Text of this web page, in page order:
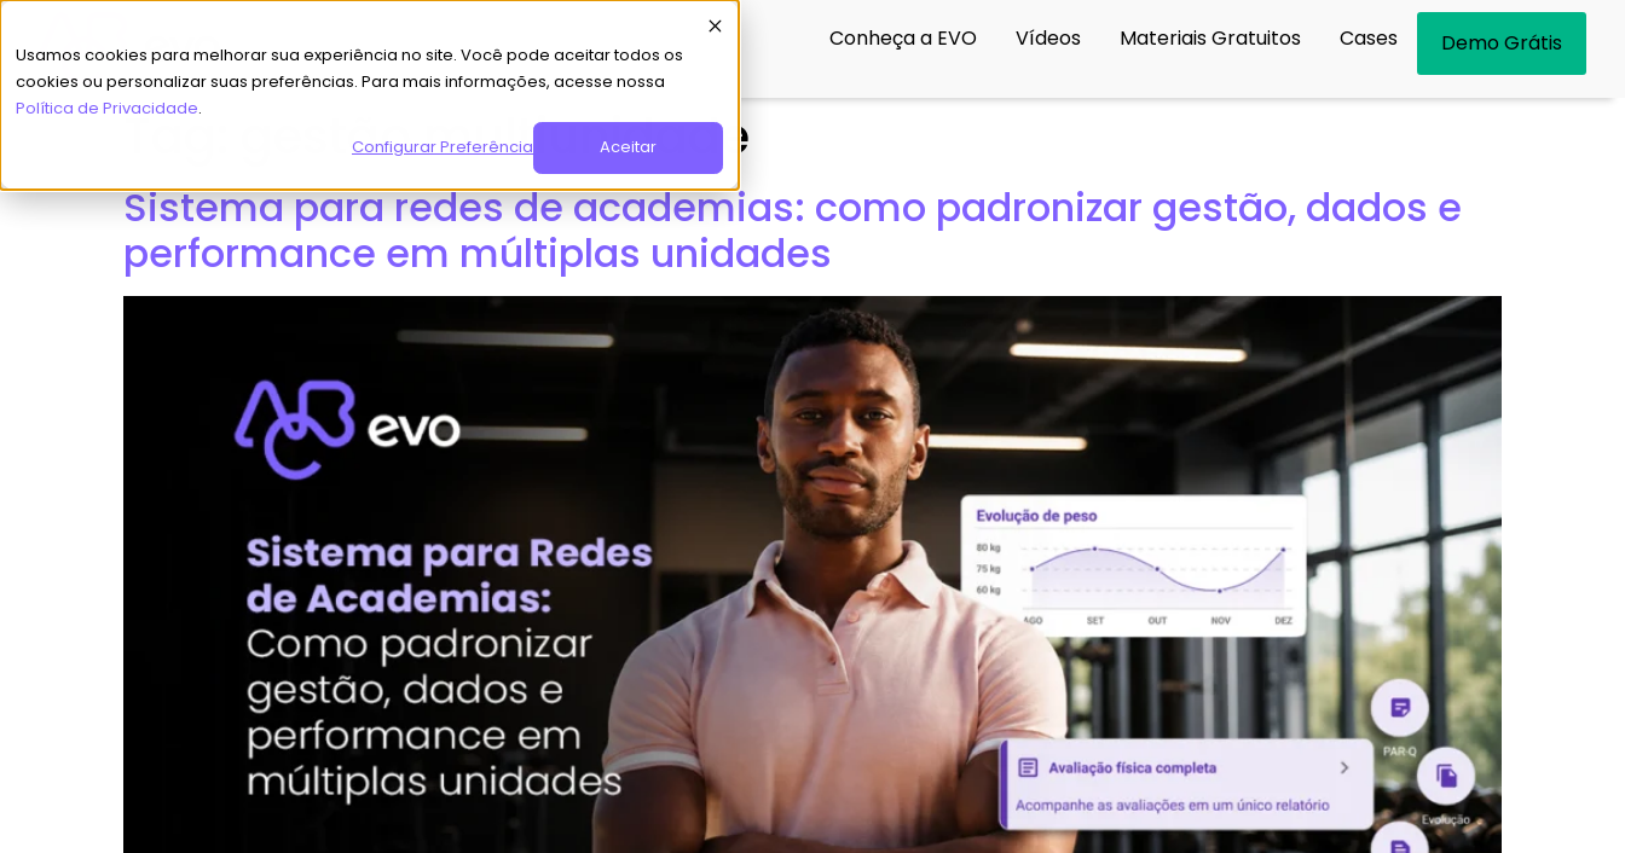
Usamos cookies para melhorar sua experiência no site. Você pode aceitar todos os
cookies ou personalizar suas preferências. Para mais informações, acesse nossa
Política de Privacidade.
Configurar Preferências
Aceitar
Conheça a EVO Vídeos Materiais Gratuitos Cases Demo Grátis
Tag: gestão multiunidade
Sistema para redes de academias: como padronizar gestão, dados e
performance em múltiplas unidades